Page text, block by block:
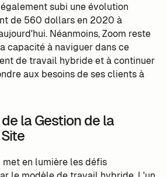
subi une évolution
de 560 dollars en 2020 à
Néanmoins, Zoom reste
capacité à naviguer dans ce
de travail hybride et à continuer
aux besoins de ses clients à
la Gestion de la
met en lumière les défis